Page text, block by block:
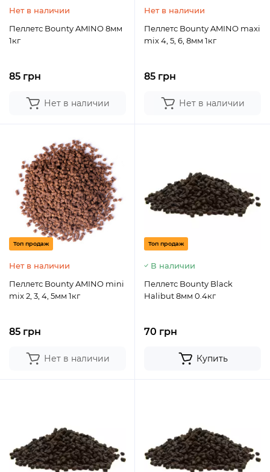
Нет в наличии
Пеллетс Bounty AMINO 8мм
1кг
85 грн
Нет в наличии
Нет в наличии
Пеллетс Bounty AMINO maxi
mix 4, 5, 6, 8мм 1кг
85 грн
Нет в наличии
Топ продаж
Нет в наличии
Пеллетс Bounty AMINO mini
mix 2, 3, 4, 5мм 1кг
85 грн
Нет в наличии
Топ продаж
В наличии
Пеллетс Bounty Black
Halibut 8мм 0.4кг
70 грн
Купить